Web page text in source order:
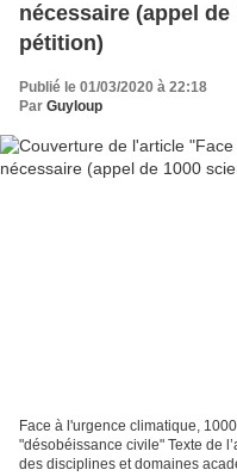
nécessaire (appel
pétition)
Publié le 01/03/2020 à 22:18
Par Guyloup
Face à l'urgence climatique,
"désobéissance civile" Texte de
des disciplines et domaines